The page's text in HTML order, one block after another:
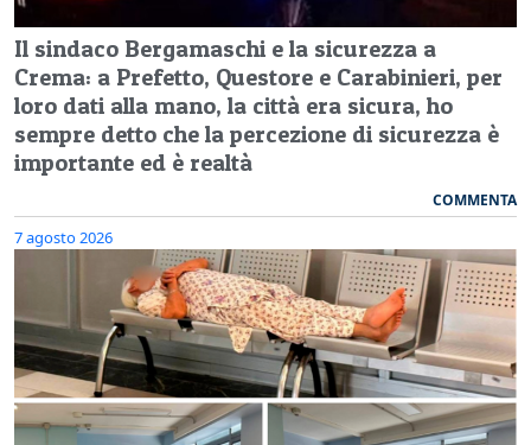
Il sindaco Bergamaschi e la sicurezza a
Crema: a Prefetto, Questore e Carabinieri, per
loro dati alla mano, la città era sicura, ho
sempre detto che la percezione di sicurezza è
importante ed è realtà
COMMENTA
7 agosto 2026